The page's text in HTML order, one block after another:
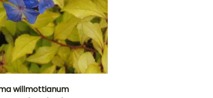
willmottianum